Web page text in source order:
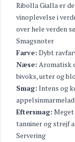
Ribolla Gialla er
vinoplevelse i
over hele verden
Smagsnoter
Farve: Dybt
Næse: Aromatisk
bivoks, urter og
Smag: Intens og
Eftersmag:
tanniner og strejf
Servering